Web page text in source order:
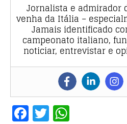
Jornalista e admirador
venha da Itália –
Jamais identificado
campeonato italiano,
noticiar, entrevistar e
F T